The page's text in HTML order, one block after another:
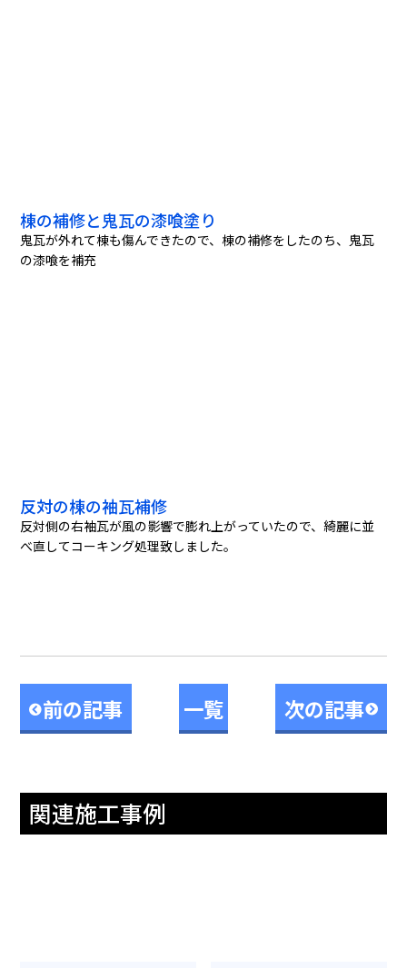
棟の補修と鬼瓦の漆喰塗り
鬼瓦が外れて棟も傷んできたので、棟の補修をしたのち、鬼瓦
の漆喰を補充
反対の棟の袖瓦補修
反対側の右袖瓦が風の影響で膨れ上がっていたので、綺麗に並
べ直してコーキング処理致しました。
前の記事 一覧 次の記事
関連施工事例